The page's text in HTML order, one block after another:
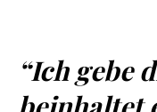
“Ich gebe